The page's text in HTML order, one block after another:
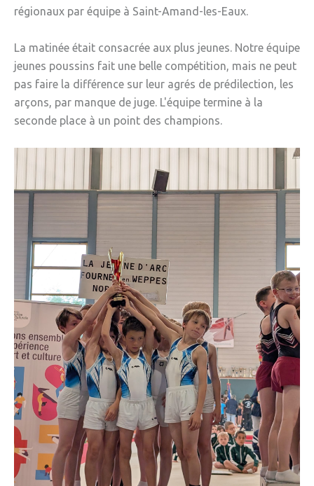
régionaux par équipe à Saint-Amand-les-Eaux.
La matinée était consacrée aux plus jeunes. Notre équipe
jeunes poussins fait une belle compétition, mais ne peut
pas faire la différence sur leur agrés de prédilection, les
arçons, par manque de juge. L'équipe termine à la
seconde place à un point des champions.